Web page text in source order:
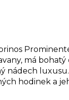
má bohatý
nádech
hodinek a